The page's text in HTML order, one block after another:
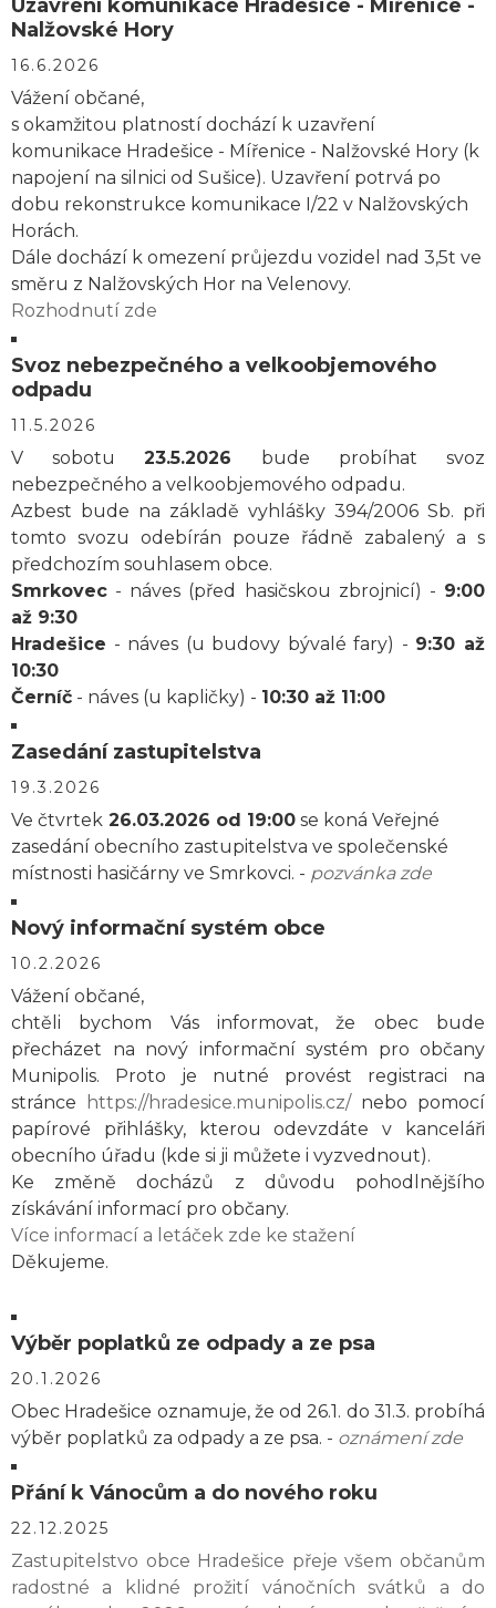
Uzavření komunikace Hradešice - Mířenice -
Nalžovské Hory
16.6.2026
Vážení občané,
s okamžitou platností dochází k uzavření
komunikace Hradešice - Mířenice - Nalžovské Hory (k
napojení na silnici od Sušice). Uzavření potrvá po
dobu rekonstrukce komunikace I/22 v Nalžovských
Horách.
Dále dochází k omezení průjezdu vozidel nad 3,5t ve
směru z Nalžovských Hor na Velenovy.
Rozhodnutí zde
Svoz nebezpečného a velkoobjemového
odpadu
11.5.2026
V sobotu23.5.2026 bude probíhat svoz
nebezpečného a velkoobjemového odpadu.
Azbest bude na základě vyhlášky 394/2006 Sb. při
tomto svozu odebírán pouze řádně zabalený a s
předchozím souhlasem obce.
Smrkovec - náves (před hasičskou zbrojnicí) - 9:00
až 9:30
Hradešice - náves (u budovy bývalé fary) - 9:30 až
10:30
Černíč - náves (u kapličky) - 10:30 až 11:00
Zasedání zastupitelstva
19.3.2026
Ve čtvrtek 26.03.2026 od 19:00 se koná Veřejné
zasedání obecního zastupitelstva ve společenské
místnosti hasičárny ve Smrkovci. - pozvánka zde
Nový informační systém obce
10.2.2026
Vážení občané,
chtěli bychom Vás informovat, že obec bude
přecházet na nový informační systém pro občany
Munipolis. Proto je nutné provést registraci na
stránce
https://hradesice.munipolis.cz/nebo pomocí
papírové přihlášky, kterou odevzdáte v kanceláři
obecního úřadu (kde si ji můžete i vyzvednout).
Ke změně docházů z důvodu pohodlnějšího
získávání informací pro občany.
Více informací a letáček zde ke stažení
Děkujeme.
Výběr poplatků ze odpady a ze psa
20.1.2026
Obec Hradešice oznamuje, že od 26.1. do 31.3. probíhá
výběr poplatků za odpady a ze psa. - oznámení zde
Přání k Vánocům a do nového roku
22.12.2025
Zastupitelstvo obce Hradešice přeje všem občanům
radostné a klidné prožití vánočních svátků a do